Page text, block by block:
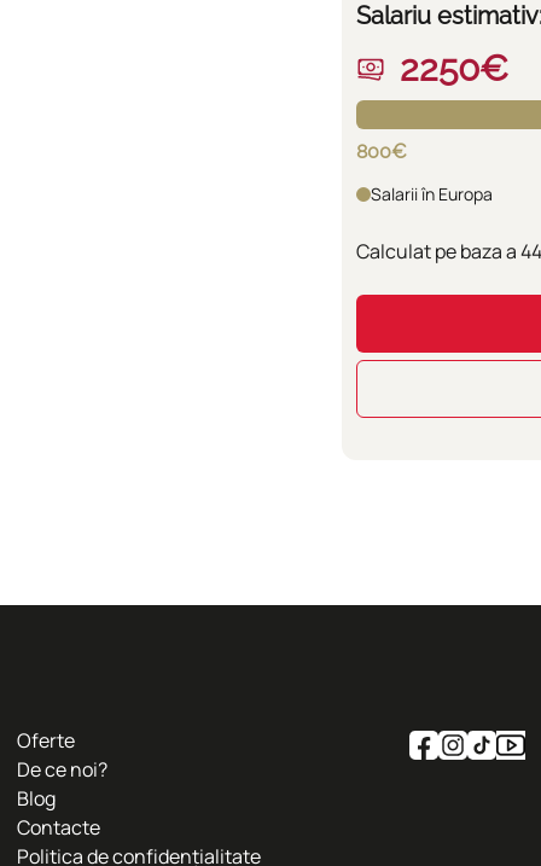
Salariu
2250€
800€
Salarii în Europa
Calculat pe baza a44
Oferte
De ce noi?
Blog
Contacte
Politica de confidențialitate